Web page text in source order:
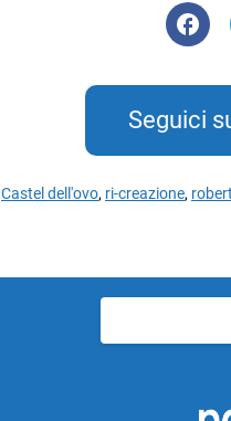
Seguici
Castel dell'ovo, ri-creazione,
per: